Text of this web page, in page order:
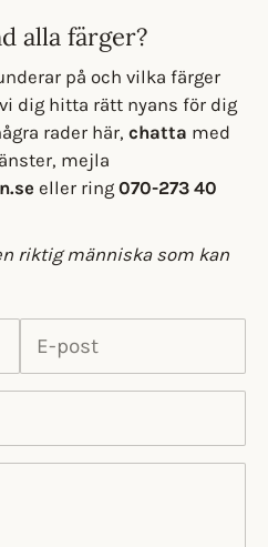
alla färger?
på och vilka färger
dig hitta rätt nyans för dig
rader här, chatta med
mejla
eller ring 070-273 40
riktig människa som kan
E-post